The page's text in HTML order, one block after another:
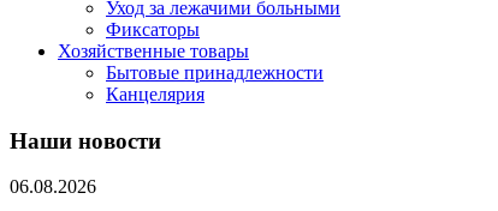
Уход за лежачими больными
Фиксаторы
Хозяйственные товары
Бытовые принадлежности
Канцелярия
Наши новости
06.08.2026